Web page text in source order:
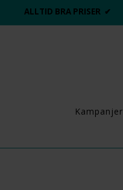
ALLTID BRA PRISER ✔
Kampanjer